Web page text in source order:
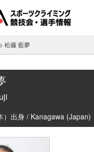
> 松藤 藍夢
）出身 / Kanagawa (Japan)